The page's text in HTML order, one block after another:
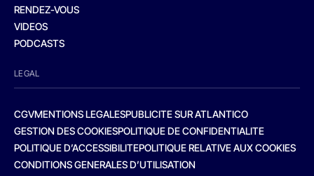
RENDEZ-VOUS
VIDEOS
PODCASTS
LEGAL
CGVMENTIONS LEGALESPUBLICITE SUR ATLANTICO
GESTION DES COOKIESPOLITIQUE DE CONFIDENTIALITE
POLITIQUE D’ACCESSIBILITEPOLITIQUE RELATIVE AUX COOKIES
CONDITIONS GENERALES D’UTILISATION